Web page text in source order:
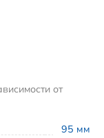
95 мм
от